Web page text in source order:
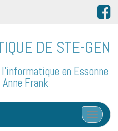
DE STE-GEN
en Essonne
Frank
Afficher/